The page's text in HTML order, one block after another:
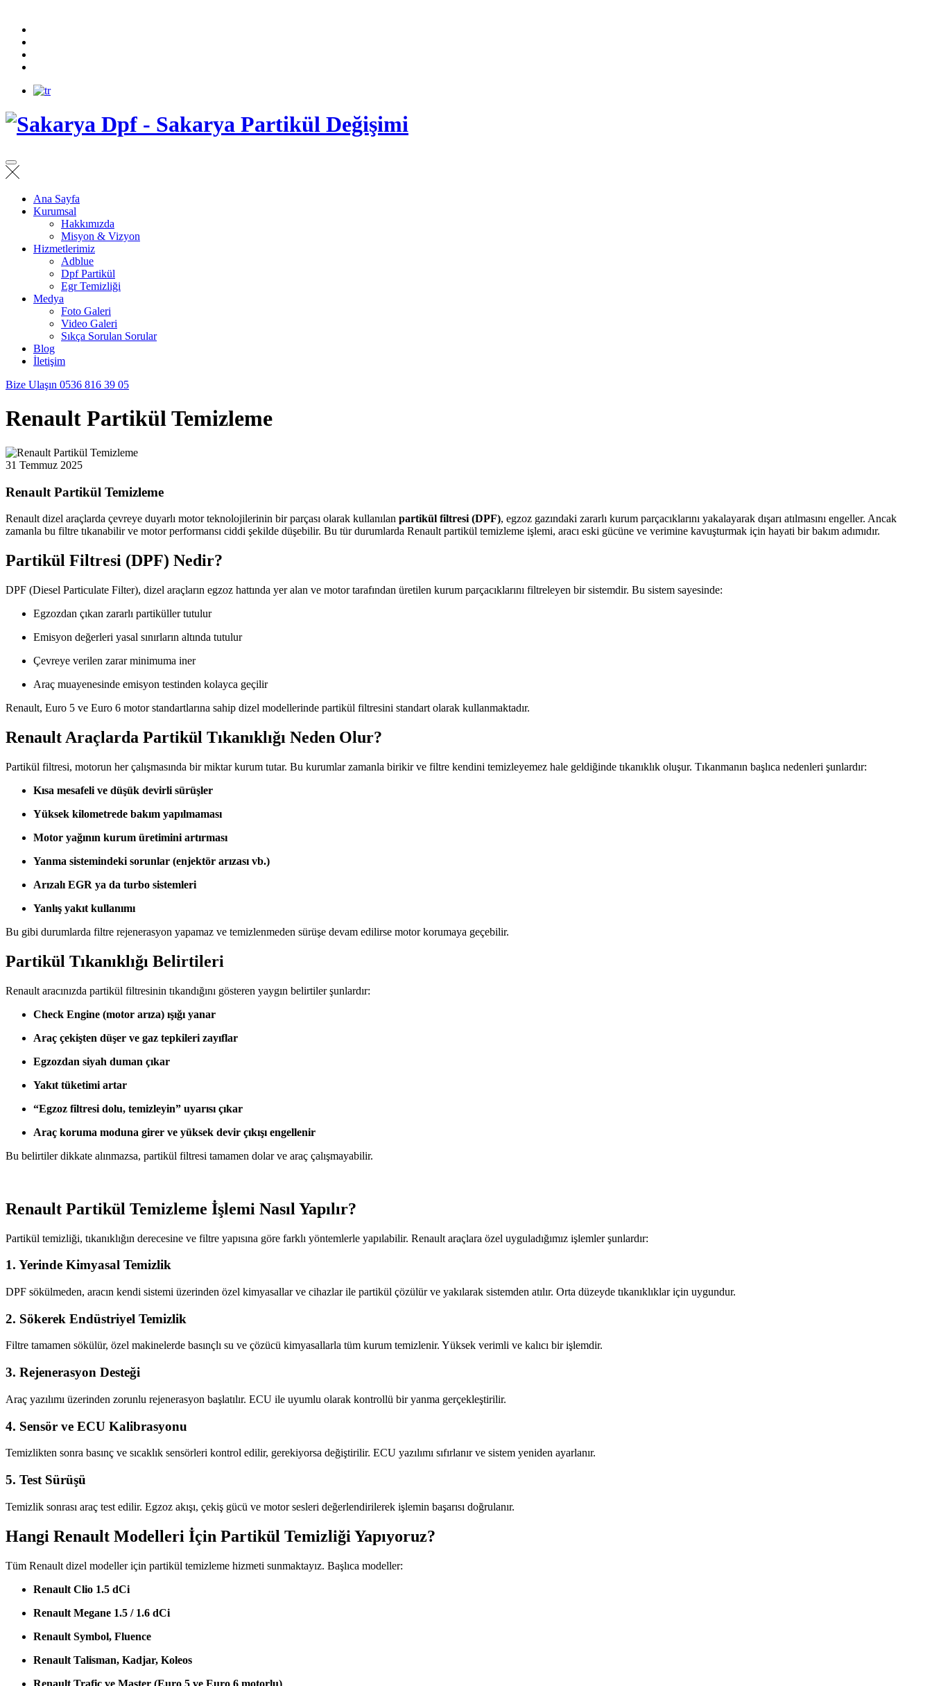
Ana Sayfa
Kurumsal
Hakkımızda
Misyon & Vizyon
Hizmetlerimiz
Adblue
Dpf Partikül
Egr Temizliği
Medya
Foto Galeri
Video Galeri
Sıkça Sorulan Sorular
Blog
İletişim
Bize Ulaşın 0536 816 39 05
Renault Partikül Temizleme
31 Temmuz 2025
Renault Partikül Temizleme
Renault dizel araçlarda çevreye duyarlı motor teknolojilerinin bir parçası olarak kullanılan partikül filtresi (DPF), egzoz gazındaki zararlı kurum parçacıklarını yakalayarak dışarı atılmasını engeller. Ancak
zamanla bu filtre tıkanabilir ve motor performansı ciddi şekilde düşebilir. Bu tür durumlarda Renault partikül temizleme işlemi, aracı eski gücüne ve verimine kavuşturmak için hayati bir bakım adımıdır.
Partikül Filtresi (DPF) Nedir?
DPF (Diesel Particulate Filter), dizel araçların egzoz hattında yer alan ve motor tarafından üretilen kurum parçacıklarını filtreleyen bir sistemdir. Bu sistem sayesinde:
Egzozdan çıkan zararlı partiküller tutulur
Emisyon değerleri yasal sınırların altında tutulur
Çevreye verilen zarar minimuma iner
Araç muayenesinde emisyon testinden kolayca geçilir
Renault, Euro 5 ve Euro 6 motor standartlarına sahip dizel modellerinde partikül filtresini standart olarak kullanmaktadır.
Renault Araçlarda Partikül Tıkanıklığı Neden Olur?
Partikül filtresi, motorun her çalışmasında bir miktar kurum tutar. Bu kurumlar zamanla birikir ve filtre kendini temizleyemez hale geldiğinde tıkanıklık oluşur. Tıkanmanın başlıca nedenleri şunlardır:
Kısa mesafeli ve düşük devirli sürüşler
Yüksek kilometrede bakım yapılmaması
Motor yağının kurum üretimini artırması
Yanma sistemindeki sorunlar (enjektör arızası vb.)
Arızalı EGR ya da turbo sistemleri
Yanlış yakıt kullanımı
Bu gibi durumlarda filtre rejenerasyon yapamaz ve temizlenmeden sürüşe devam edilirse motor korumaya geçebilir.
Partikül Tıkanıklığı Belirtileri
Renault aracınızda partikül filtresinin tıkandığını gösteren yaygın belirtiler şunlardır:
Check Engine (motor arıza) ışığı yanar
Araç çekişten düşer ve gaz tepkileri zayıflar
Egzozdan siyah duman çıkar
Yakıt tüketimi artar
“Egzoz filtresi dolu, temizleyin” uyarısı çıkar
Araç koruma moduna girer ve yüksek devir çıkışı engellenir
Bu belirtiler dikkate alınmazsa, partikül filtresi tamamen dolar ve araç çalışmayabilir.
Renault Partikül Temizleme İşlemi Nasıl Yapılır?
Partikül temizliği, tıkanıklığın derecesine ve filtre yapısına göre farklı yöntemlerle yapılabilir. Renault araçlara özel uyguladığımız işlemler şunlardır:
1. Yerinde Kimyasal Temizlik
DPF sökülmeden, aracın kendi sistemi üzerinden özel kimyasallar ve cihazlar ile partikül çözülür ve yakılarak sistemden atılır. Orta düzeyde tıkanıklıklar için uygundur.
2. Sökerek Endüstriyel Temizlik
Filtre tamamen sökülür, özel makinelerde basınçlı su ve çözücü kimyasallarla tüm kurum temizlenir. Yüksek verimli ve kalıcı bir işlemdir.
3. Rejenerasyon Desteği
Araç yazılımı üzerinden zorunlu rejenerasyon başlatılır. ECU ile uyumlu olarak kontrollü bir yanma gerçekleştirilir.
4. Sensör ve ECU Kalibrasyonu
Temizlikten sonra basınç ve sıcaklık sensörleri kontrol edilir, gerekiyorsa değiştirilir. ECU yazılımı sıfırlanır ve sistem yeniden ayarlanır.
5. Test Sürüşü
Temizlik sonrası araç test edilir. Egzoz akışı, çekiş gücü ve motor sesleri değerlendirilerek işlemin başarısı doğrulanır.
Hangi Renault Modelleri İçin Partikül Temizliği Yapıyoruz?
Tüm Renault dizel modeller için partikül temizleme hizmeti sunmaktayız. Başlıca modeller:
Renault Clio 1.5 dCi
Renault Megane 1.5 / 1.6 dCi
Renault Symbol, Fluence
Renault Talisman, Kadjar, Koleos
Renault Trafic ve Master (Euro 5 ve Euro 6 motorlu)